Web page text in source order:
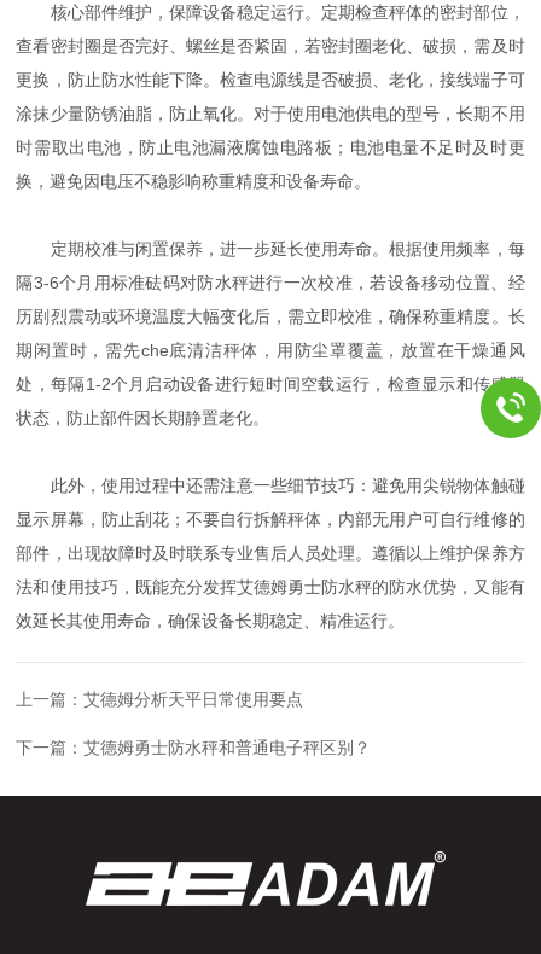
核心部件维护，保障设备稳定运行。定期检查秤体的密封部位，
查看密封圈是否完好、螺丝是否紧固，若密封圈老化、破损，需及时
更换，防止防水性能下降。检查电源线是否破损、老化，接线端子可
涂抹少量防锈油脂，防止氧化。对于使用电池供电的型号，长期不用
时需取出电池，防止电池漏液腐蚀电路板；电池电量不足时及时更
换，避免因电压不稳影响称重精度和设备寿命。
定期校准与闲置保养，进一步延长使用寿命。根据使用频率，每
隔3-6个月用标准砝码对防水秤进行一次校准，若设备移动位置、经
历剧烈震动或环境温度大幅变化后，需立即校准，确保称重精度。长
期闲置时，需先che底清洁秤体，用防尘罩覆盖，放置在干燥通风
处，每隔1-2个月启动设备进行短时间空载运行，检查显示和传感器
状态，防止部件因长期静置老化。
此外，使用过程中还需注意一些细节技巧：避免用尖锐物体触碰
显示屏幕，防止刮花；不要自行拆解秤体，内部无用户可自行维修的
部件，出现故障时及时联系专业售后人员处理。遵循以上维护保养方
法和使用技巧，既能充分发挥艾德姆勇士防水秤的防水优势，又能有
效延长其使用寿命，确保设备长期稳定、精准运行。
上一篇：艾德姆分析天平日常使用要点
下一篇：艾德姆勇士防水秤和普通电子秤区别？